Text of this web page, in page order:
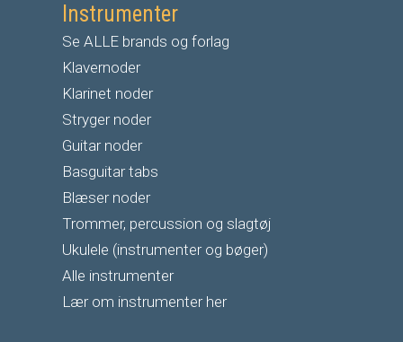
Instrumenter
Se ALLE brands og forlag
Klavernoder
Klarinet noder
Stryger noder
Guitar noder
Basguitar tabs
Blæser noder
Trommer, percussion og slagtøj
Ukulele (instrumenter og bøger)
Alle instrumenter
Lær om instrumenter her